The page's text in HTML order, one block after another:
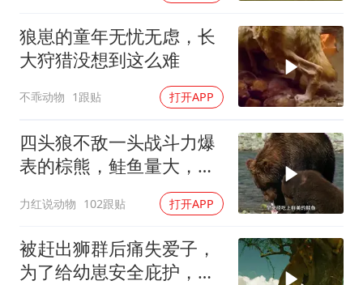
狼崽的童年无忧无虑，长
大狩猎没想到这么难
不乖动物 1跟贴 打开APP
四头狼不敌一头战斗力爆
表的棕熊，鲑鱼量大，可
力红说动物 102跟贴 打开APP
被赶出狮群后痛失爱子，
为了给幼崽安全庇护，狮